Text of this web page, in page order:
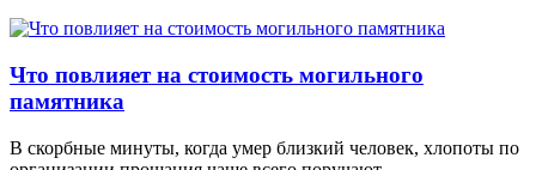
Что повлияет на стоимость могильного
памятника
В скорбные минуты, когда умер близкий человек, хлопоты по